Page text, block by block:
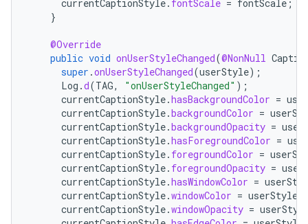
currentCaptionStyle. fontScale = fontScale ;
}
@Override
public void onUserStyleChanged(@NonNull
super .onUserStyleChanged(userStyle);
Log .d(TAG, "onUserStyleChanged" );
currentCaptionStyle.hasBackgroundColor =
currentCaptionStyle.backgroundColor =
currentCaptionStyle.backgroundOpacity =
currentCaptionStyle.hasForegroundColor =
currentCaptionStyle. foregroundColor =
currentCaptionStyle. foregroundOpacity =
currentCaptionStyle.hasWindowColor =
currentCaptionStyle.windowColor = userStyle
currentCaptionStyle.windowOpacity =